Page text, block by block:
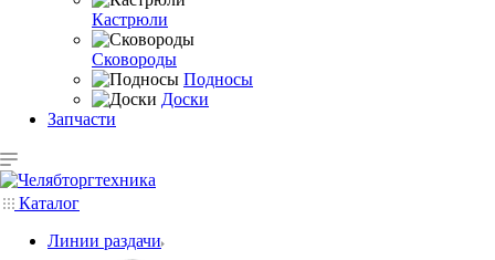
Кастрюли
Сковороды
Подносы
Доски
Запчасти
Каталог
Линии раздачи